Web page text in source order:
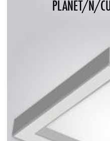
PLANET/N/